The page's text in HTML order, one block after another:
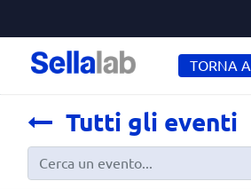
TORNA
Tutti gli eventi